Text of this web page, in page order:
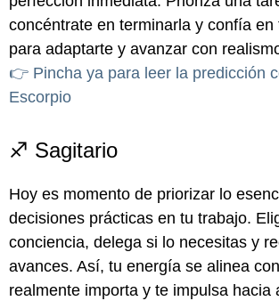
concéntrate en terminarla y confía en
para adaptarte y avanzar con
👉 Pincha ya para leer la predicción
Escorpio
♐ Sagitario
Hoy es momento de priorizar lo
decisiones prácticas en tu trabajo.
conciencia, delega si lo necesitas y
avances. Así, tu energía se alinea
realmente importa y te impulsa hacia